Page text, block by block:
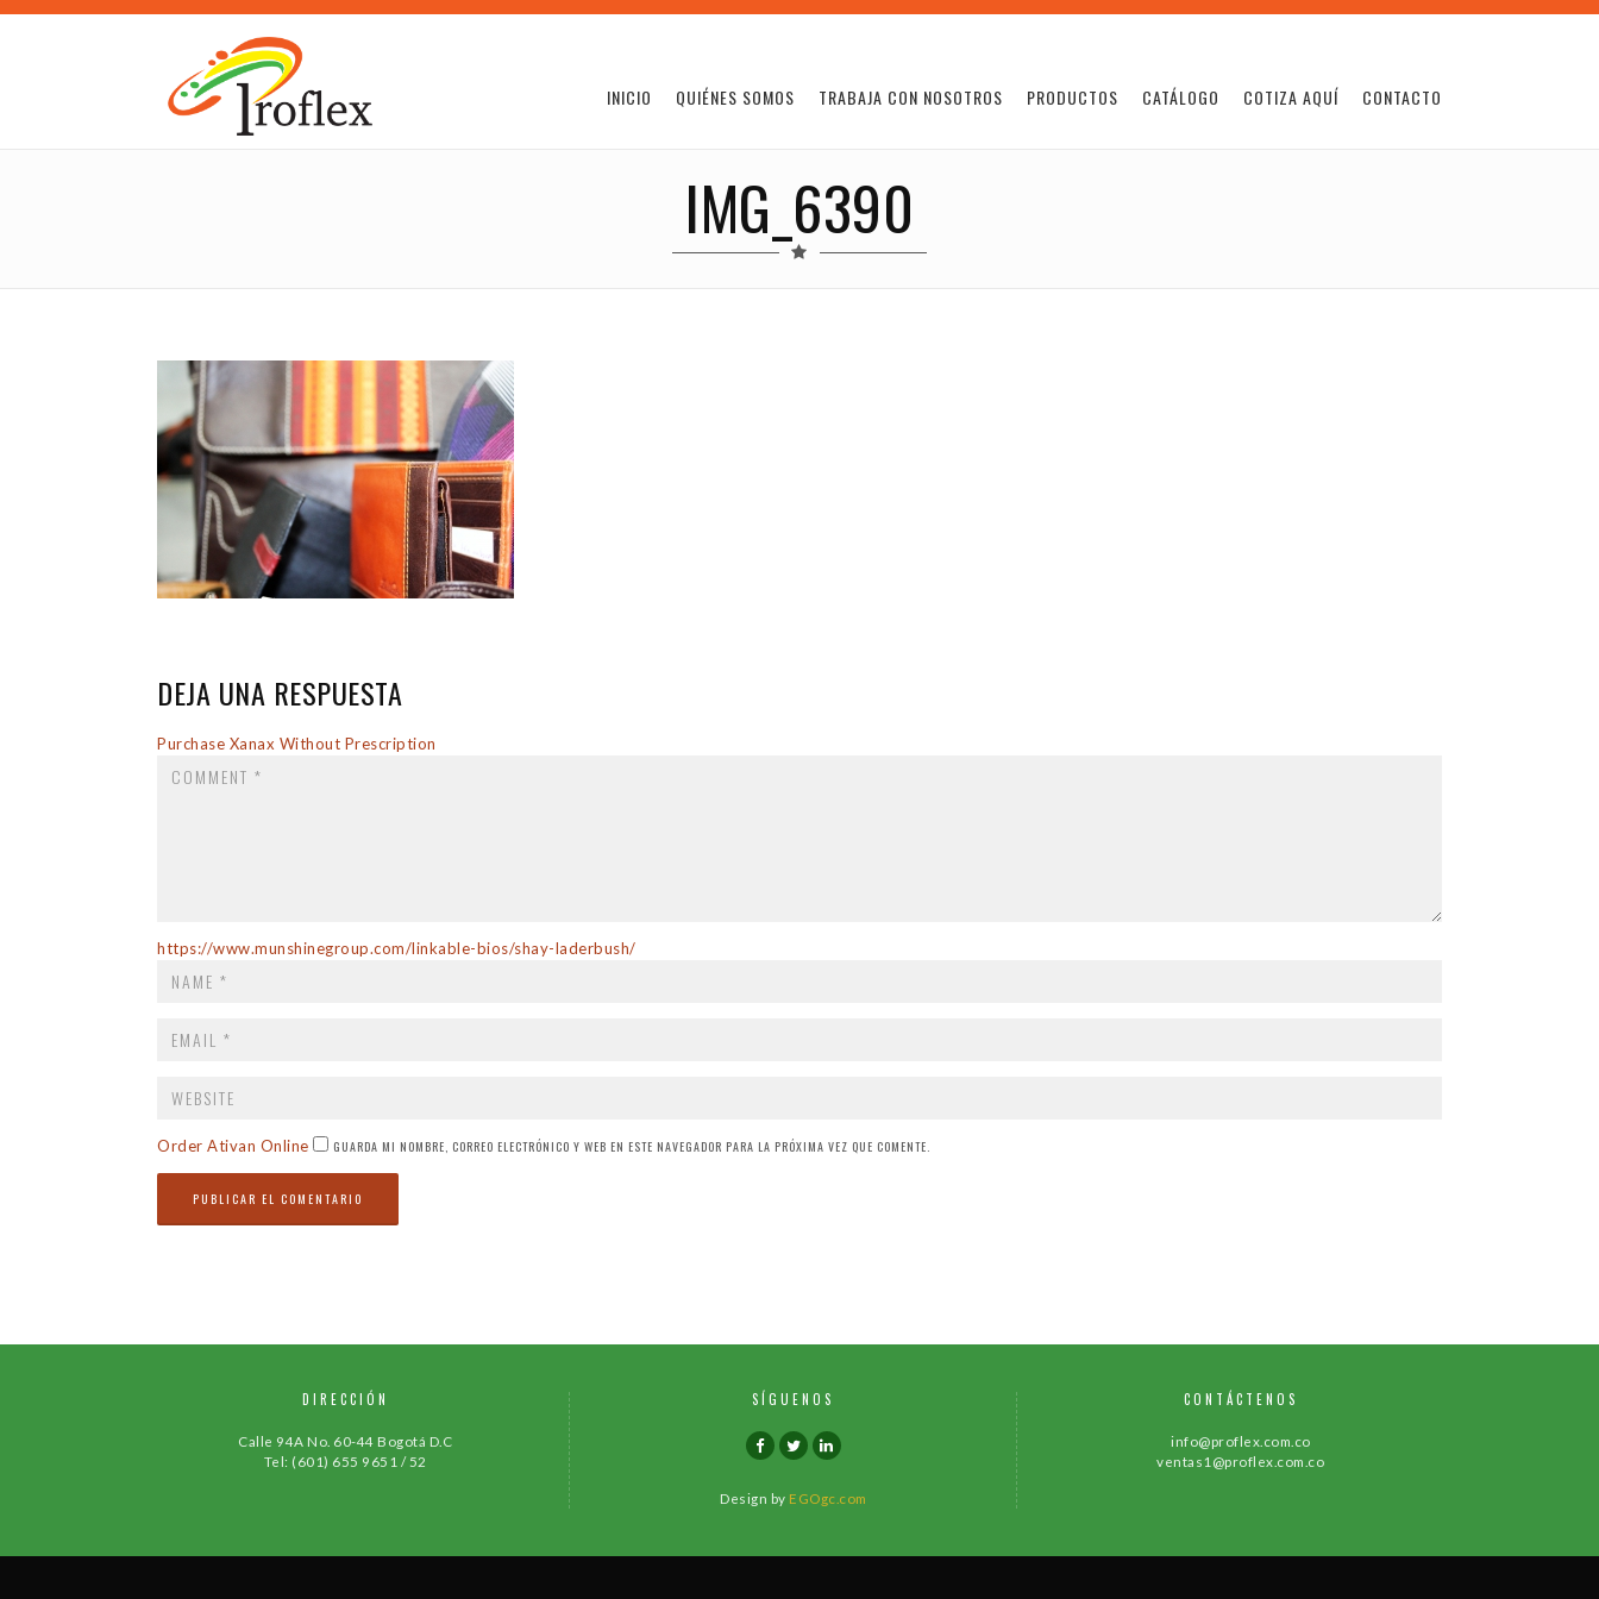
INICIO QUIÉNES SOMOS TRABAJA CON NOSOTROS PRODUCTOS CATÁLOGO COTIZA AQUÍ CONTACTO
IMG_6390
DEJA UNA RESPUESTA
Purchase Xanax Without Prescription
https://www.munshinegroup.com/linkable-bios/shay-laderbush/NAME
*
Order Ativan Online GUARDA MI NOMBRE, CORREO ELECTRÓNICO Y WEB EN ESTE NAVEGADOR PARA LA PRÓXIMA VEZ QUE COMENTE.
DIRECCIÓN
Calle 94A No. 60-44 Bogotá D.C
Tel: (601) 655 9651 / 52
SÍGUENOS
Design by EGOgc.com
CONTÁCTENOS
info@proflex.com.co
ventas1@proflex.com.co